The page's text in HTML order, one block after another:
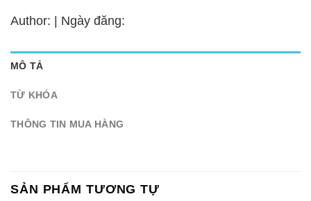
Author: | Ngày đăng:
MÔ TẢ
TỪ KHÓA
THÔNG TIN MUA HÀNG
SẢN PHẨM TƯƠNG TỰ